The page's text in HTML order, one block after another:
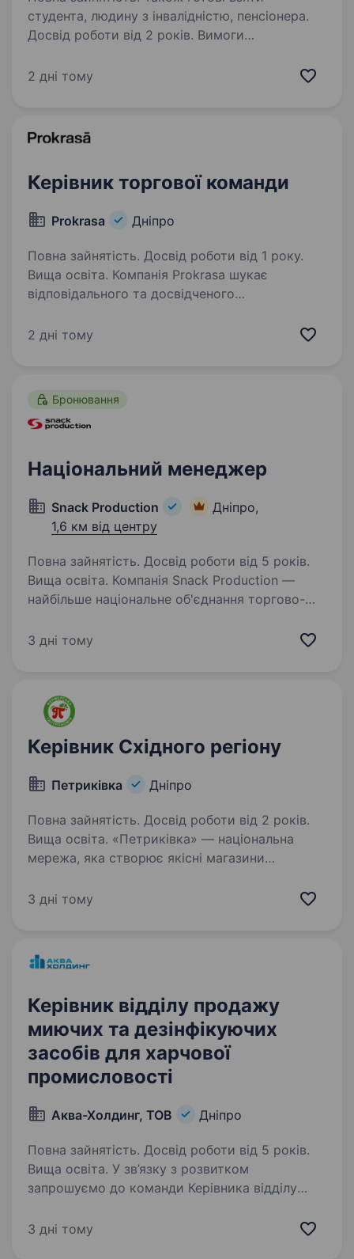
студента, людину з інвалідністю, пенсіонера.
Досвід роботи від 2 років. Вимоги
від 2 років, перевагою буде досвід роботи
2 дні тому
Керівник торгової команди
Prokrasa Дніпро
Повна зайнятість. Досвід роботи від 1 року.
Вища освіта. Компанія Prokrasa шукає
відповідального та досвідченого
представників. Наш кандидат має: навички
2 дні тому
Бронювання
Національний менеджер
Snack Production
Дніпро,
1,6 км від центру
Повна зайнятість. Досвід роботи від 5 років.
Вища освіта. Компанія Snack Production —
найбільше національне об'єднання торгово-
Морські, Сан Санич, Big Bob, Chipster’s, Zeffir),
3 дні тому
Керівник Східного регіону
Петриківка Дніпро
Повна зайнятість. Досвід роботи від 2 років.
Вища освіта. «Петриківка» — національна
мережа, яка створює якісні магазини
одразу стають улюбленими у покупців і
спеціаліста,…
3 дні тому
Керівник відділу продажу
миючих та дезінфікуючих
засобів для харчової
промисловості
Аква-Холдинг, ТОВ Дніпро
Повна зайнятість. Досвід роботи від 5 років.
Вища освіта. У зв’язку з розвитком
запрошуємо до команди Керівника відділу
харчової промисловості. Функціональні
3 дні тому